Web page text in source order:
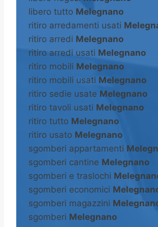
libero tutto Melegnano
ritiro arredamenti usati
ritiro arredi Melegnano
ritiro arredi usati Melegnano
ritiro mobili Melegnano
ritiro mobili usati Melegnano
ritiro sedie usate Melegnano
ritiro tavoli usati Melegnano
ritiro tutto Melegnano
ritiro usato Melegnano
sgomberi appartamenti
sgomberi cantine Melegnano
sgomberi e traslochi
sgomberi economici
sgomberi magazzini
sgomberi Melegnano